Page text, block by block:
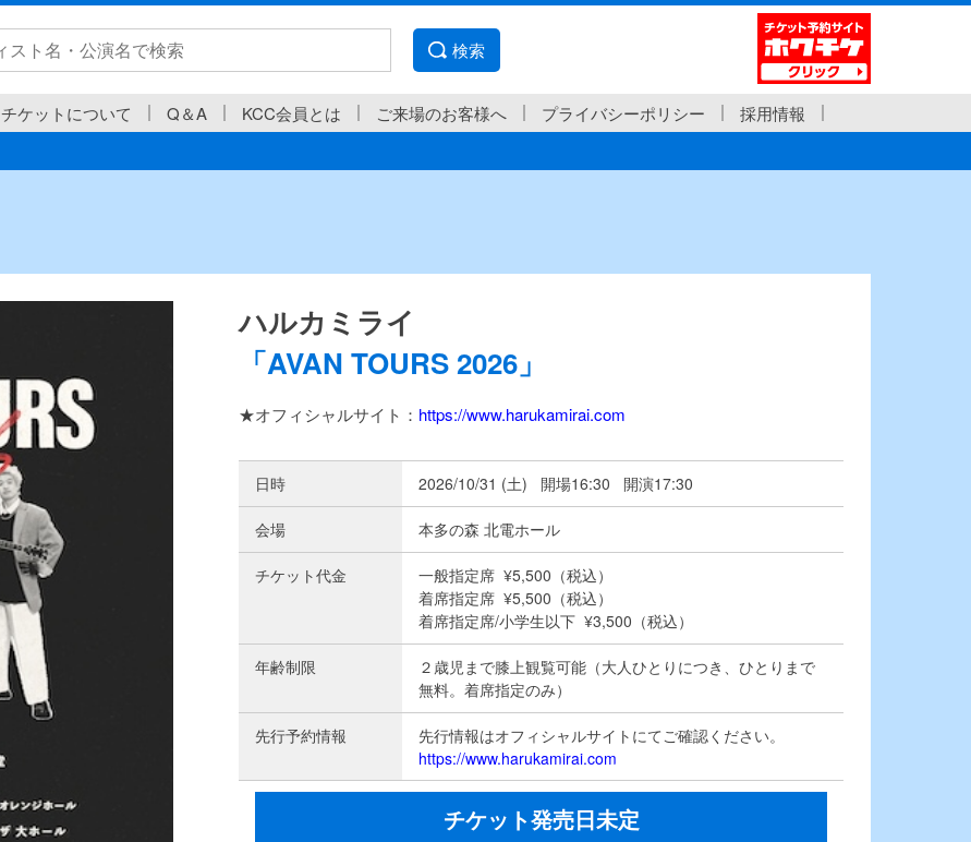
検索
チケットについて Q＆A KCC会員とは ご来場のお客様へ プライバシーポリシー
採用情報
ハルカミライ
「AVAN TOURS 2026」
★オフィシャルサイト： https://www.harukamirai.com
日時 2026/10/31 (土) 開場16:30 開演17:30
会場 本多の森 北電ホール
チケット代金
一般指定席 ¥5,500（税込）
着席指定席 ¥5,500（税込）
着席指定席/小学生以下 ¥3,500（税込）
年齢制限
２歳児まで膝上観覧可能（大人ひとりにつき、ひとりまで
無料。着席指定のみ）
先行予約情報
先行情報はオフィシャルサイトにてご確認ください。
https://www.harukamirai.com
チケット発売日未定